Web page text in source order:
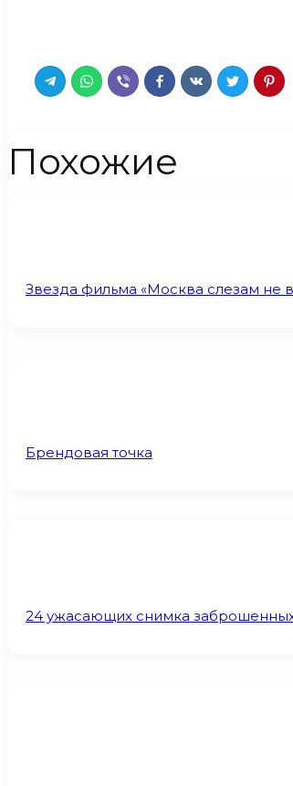
Похожие
Звезда фильма «Москва слезам не
Брендовая точка
24 ужасающих снимка заброшенных